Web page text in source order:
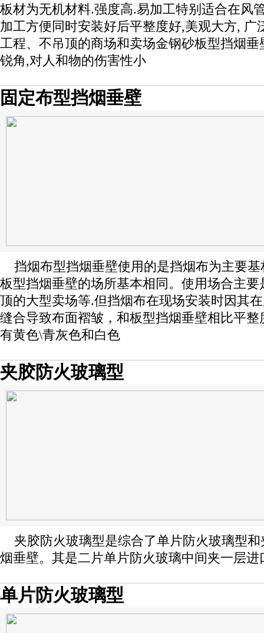
板材为无机材料.强度高.易加工特别适合在风
加工方便同时安装好后平整度好,美观大方, 广
工程、不吊顶的商场和卖场金钢砂板型挡烟
锐角,对人和物的伤害性小
固定布型挡烟垂壁
挡烟布型挡烟垂壁使用的是挡烟布为主要
板型挡烟垂壁的场所基本相同。使用场合主
顶的大型卖场等.但挡烟布在现场安装时因其
缝合导致布面褶皱，和板型挡烟垂壁相比平
有黄色\青灰色和白色
夹胶防火玻璃型
夹胶防火玻璃型是综合了单片防火玻璃型
烟垂壁。其是二片单片防火玻璃中间夹一层进
单片防火玻璃型